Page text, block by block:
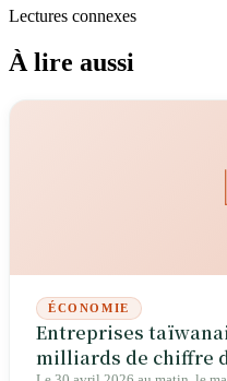
Lectures connexes
À lire aussi
ÉCONOMIE
Entreprises
milliards de chiffre